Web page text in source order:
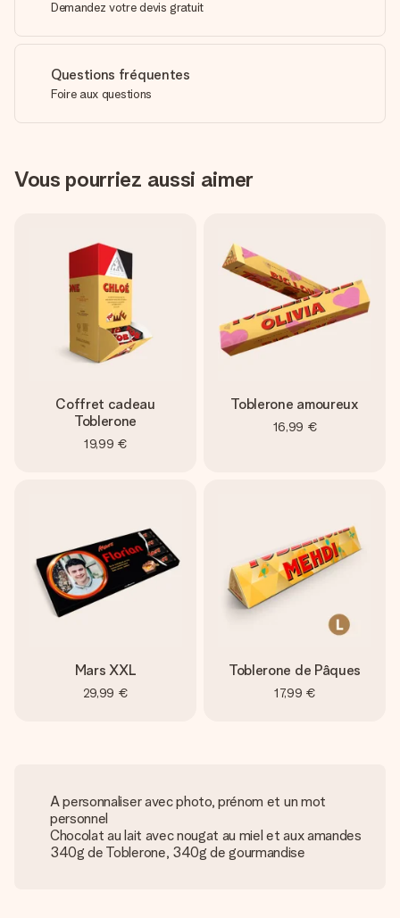
Demandez votre devis gratuit
Questions fréquentes
Foire aux questions
Vous pourriez aussi aimer
Coffret cadeau
Toblerone
19,99 €
Toblerone amoureux
16,99 €
Mars XXL
29,99 €
Toblerone de Pâques
17,99 €
A personnaliser avec photo, prénom et un mot
personnel
Chocolat au lait avec nougat au miel et aux amandes
340g de Toblerone, 340g de gourmandise